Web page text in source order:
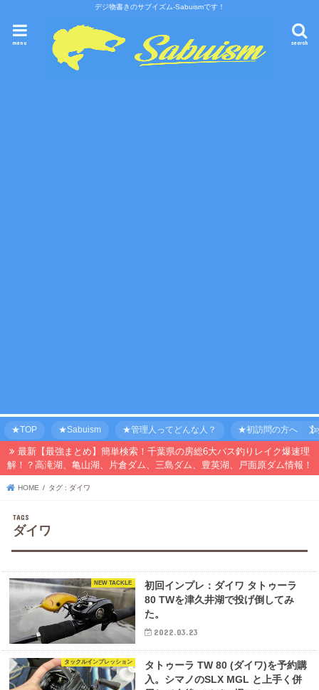
デジ物書きのサブイズム-Sabuismです！
search
menu
★TOP ★Sabuism ★管理人ってどんな人？ ★初訪問の方へ 【
最新【最強まとめ】簡単検索！千葉県の房総6大バス釣りレイク爆速理
解！？高滝湖、亀山湖、片倉ダム、三島ダム、豊英湖、戸面原ダム情報！
HOME タグ : ダイワ
ダイワ
NEW TACKLE
初回インプレ：ダイワ タトゥーラ
80 TWを津久井湖で投げ倒してみ
た。
2022.03.23
タックルインプレッション
タトゥーラ TW 80 (ダイワ)を予約購
入。シマノのSLX MGL と上手く併